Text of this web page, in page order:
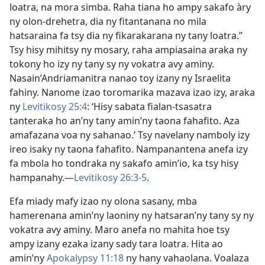
loatra, na mora simba. Raha tiana ho ampy sakafo àry
ny olon-drehetra, dia ny fitantanana no mila
hatsaraina fa tsy dia ny fikarakarana ny tany loatra.”
Tsy hisy mihitsy ny mosary, raha ampiasaina araka ny
tokony ho izy ny tany sy ny vokatra avy aminy.
Nasain’Andriamanitra nanao toy izany ny Israelita
fahiny. Nanome izao toromarika mazava izao izy, araka
ny Levitikosy 25:4: ‘Hisy sabata fialan-tsasatra
tanteraka ho an’ny tany amin’ny taona fahafito. Aza
amafazana voa ny sahanao.’ Tsy navelany namboly izy
ireo isaky ny taona fahafito. Nampanantena anefa izy
fa mbola ho tondraka ny sakafo amin’io, ka tsy hisy
hampanahy.—Levitikosy 26:3-5.
Efa miady mafy izao ny olona sasany, mba
hamerenana amin’ny laoniny ny hatsaran’ny tany sy ny
vokatra avy aminy. Maro anefa no mahita hoe tsy
ampy izany ezaka izany sady tara loatra. Hita ao
amin’nyApokalypsy 11:18 ny hany vahaolana. Voalaza